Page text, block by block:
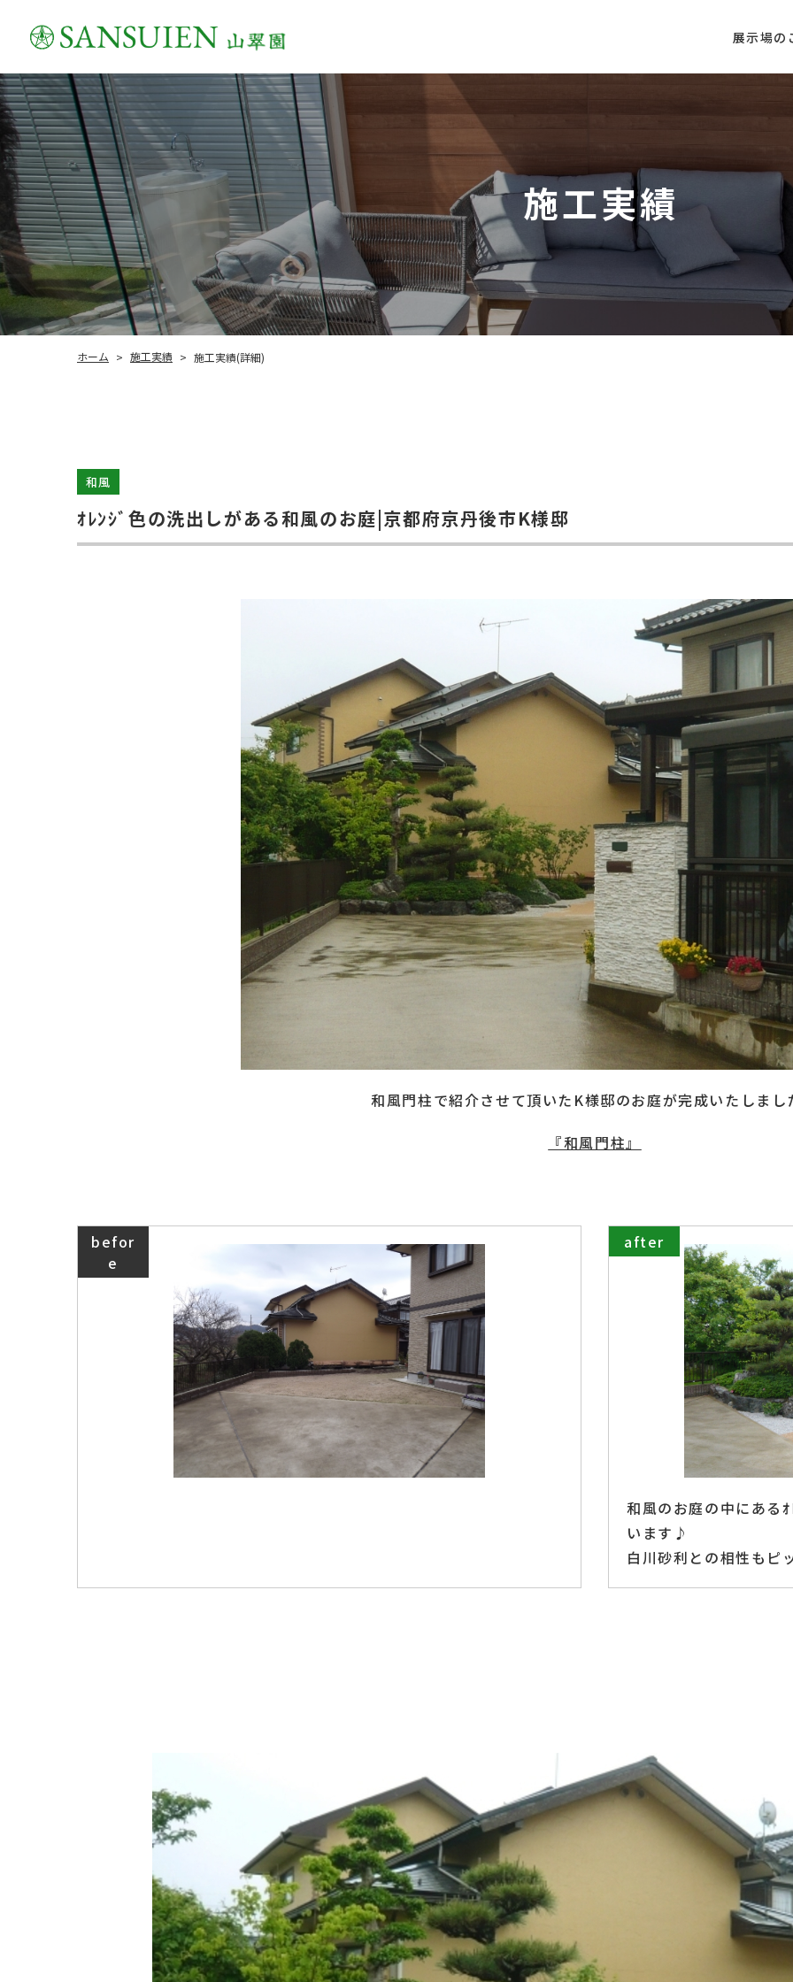
展示場の
会社紹介
施工実績
お客様の声
お知らせ・ブログ
やまちゃん通信
施工の流れ
施工実績
ホーム > 施工実績 > 施工実績(詳細)
和風
ｵﾚﾝｼﾞ色の洗出しがある和風のお庭|京都府京丹後市K様邸
和風門柱で紹介させて頂いたK様邸のお庭が完成いたしま
『和風門柱』
befor
e
after
和風のお庭の中にある
います♪
白川砂利との相性も